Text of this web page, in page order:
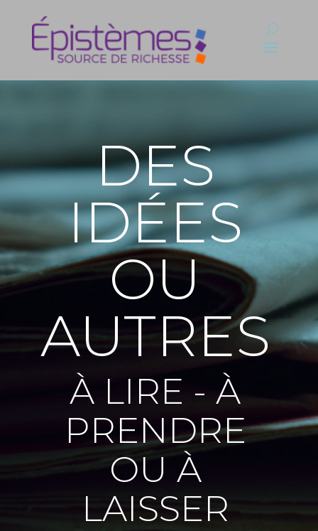
DES
IDÉES
OU
AUTRES
À LIRE - À
PRENDRE
OU À
LAISSER